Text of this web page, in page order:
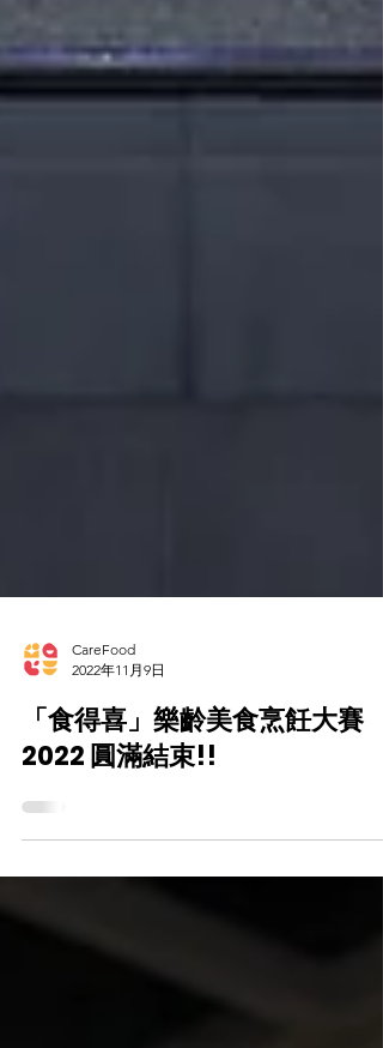
2022年11月9日
「食得喜」樂齡美食烹飪大賽
2022 圓滿結束!!